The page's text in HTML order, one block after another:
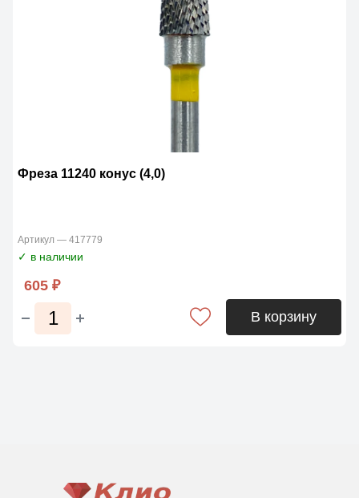
Фреза 11240 конус (4,0)
Артикул — 417779
✓ в наличии
605 ₽
В корзину